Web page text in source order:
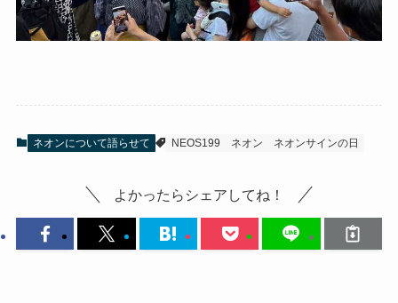
ネオンについて語らせて NEOS199 ネオン ネオンサインの日
よかったらシェアしてね！